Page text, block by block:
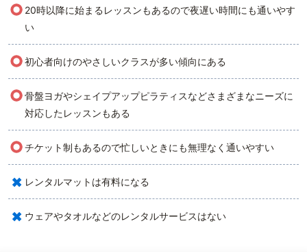
○ 20時以降に始まるレッスンもあるので夜遅い時間にも通いやす
い
○初心者向けのやさしいクラスが多い傾向にある
○骨盤ヨガやシェイプアップピラティスなどさまざまなニーズに
対応したレッスンもある
○チケット制もあるので忙しいときにも無理なく通いやすい
× レンタルマットは有料になる
× ウェアやタオルなどのレンタルサービスはない